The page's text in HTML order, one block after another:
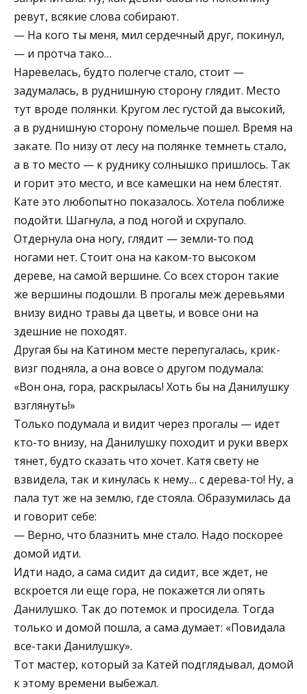
ревут, всякие слова собирают.
— На кого ты меня, мил сердечный друг, покинул,
— и протча тако…
Наревелась, будто полегче стало, стоит —
задумалась, в руднишную сторону глядит. Место
тут вроде полянки. Кругом лес густой да высокий,
а в руднишную сторону помельче пошел. Время на
закате. По низу от лесу на полянке темнеть стало,
а в то место — к руднику солнышко пришлось. Так
и горит это место, и все камешки на нем блестят.
Кате это любопытно показалось. Хотела поближе
подойти. Шагнула, а под ногой и схрупало.
Отдернула она ногу, глядит — земли-то под
ногами нет. Стоит она на каком-то высоком
дереве, на самой вершине. Со всех сторон такие
же вершины подошли. В прогалы меж деревьями
внизу видно травы да цветы, и вовсе они на
здешние не походят.
Другая бы на Катином месте перепугалась, крик-
визг подняла, а она вовсе о другом подумала:
«Вон она, гора, раскрылась! Хоть бы на Данилушку
взглянуть!»
Только подумала и видит через прогалы — идет
кто-то внизу, на Данилушку походит и руки вверх
тянет, будто сказать что хочет. Катя свету не
взвидела, так и кинулась к нему… с дерева-то! Ну, а
пала тут же на землю, где стояла. Образумилась да
и говорит себе:
— Верно, что блазнить мне стало. Надо поскорее
домой идти.
Идти надо, а сама сидит да сидит, все ждет, не
вскроется ли еще гора, не покажется ли опять
Данилушко. Так до потемок и просидела. Тогда
только и домой пошла, а сама думает: «Повидала
все-таки Данилушку».
Тот мастер, который за Катей подглядывал, домой
к этому времени выбежал.